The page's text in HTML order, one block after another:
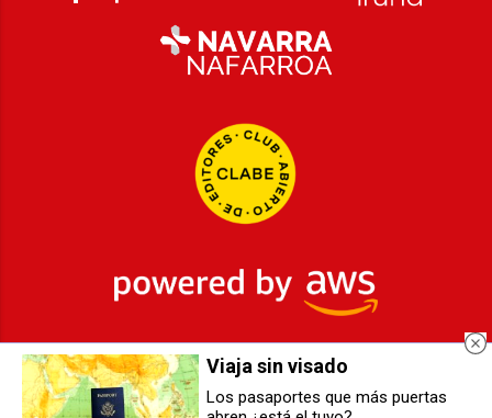
2026© Grupo Comunikaze
Viaja sin visado
Los pasaportes que más puertas